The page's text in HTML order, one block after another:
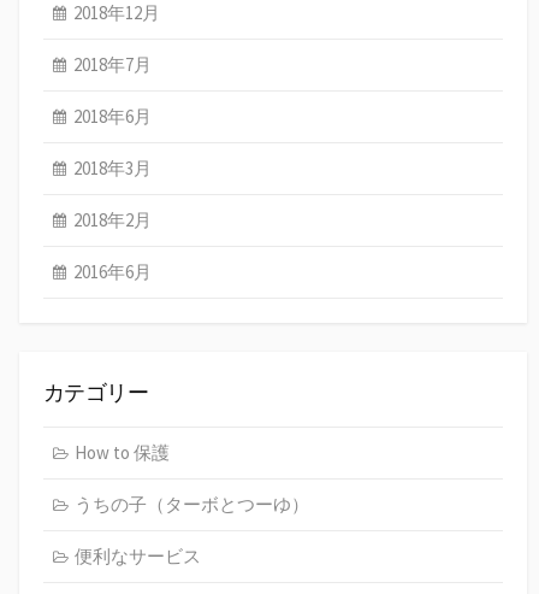
2018年12月
2018年7月
2018年6月
2018年3月
2018年2月
2016年6月
カテゴリー
How to 保護
うちの子（ターボとつーゆ）
便利なサービス